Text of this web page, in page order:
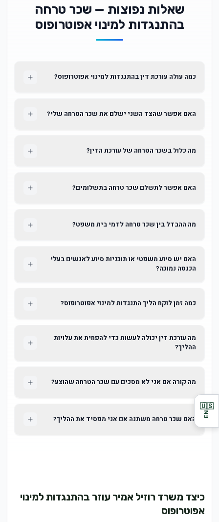
שאלות נפוצות — שכר טרחה
בהתנגדות למינוי אפוטרופוס
כמה עולה עורכת דין בהתנגדות למינוי אפוטרופוס?
האם אפשר שהצד השני ישלם את שכר הטרחה שלי?
מה כלול בשכר הטרחה של עורכת הדין?
האם אפשר לתשלם שכר טרחה בתשלומים?
מה ההבדל בין שכר טרחה לדמי בית משפט?
האם יש סיוע משפטי או תוכניות סיוע לאנשים בעלי
הכנסה נמוכה?
כמה זמן לוקח הליך התנגדות למינוי אפוטרופוס?
מה עורכת דין יכולה לעשות כדי להפחית את עלויות
ההליך?
מה קורה אם אני לא מסכים עם שכר הטרחה שהוצע?
האם שכר טרחה משתנה אם אני מפסיד את ההליך?
כיצד משרד רוזיל אמיר עוזר בהתנגדות למינוי
אפוטרופוס
🇺🇸
EN